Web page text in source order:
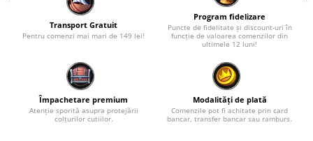
Transport Gratuit
Pentru comenzi mai mari de 149 lei!
Program fidelizare
Puncte de fidelitate și discount-uri în
funcție de valoarea comenzilor din
ultimele 12 luni!
Împachetare premium
Atenție sporită asupra protejării
colțurilor cutiilor.
Modalități de plată
Comenzile pot fi achitate prin card
bancar, transfer bancar sau ramburs.